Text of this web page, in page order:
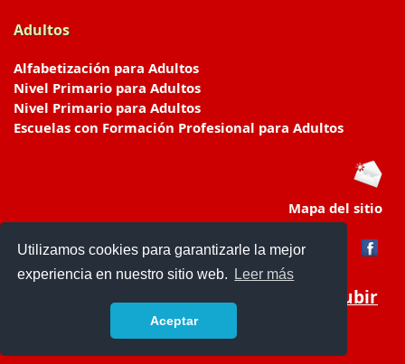
Utilizamos cookies para garantizarle la mejor
experiencia en nuestro sitio web.
Leer más
Aceptar
Adultos
Alfabetización para Adultos
Nivel Primario para Adultos
Nivel Primario para Adultos
Escuelas con Formación Profesional para Adultos
Mapa del sitio
Subir